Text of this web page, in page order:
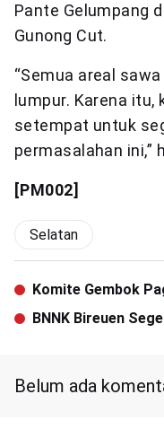
Pante Gelumpang
Gunong Cut.
“Semua areal
lumpur. Karena
setempat untuk
permasalahan ini,”
[PM002]
Selatan
Komite Gembok
BNNK Bireuen
Belum ada